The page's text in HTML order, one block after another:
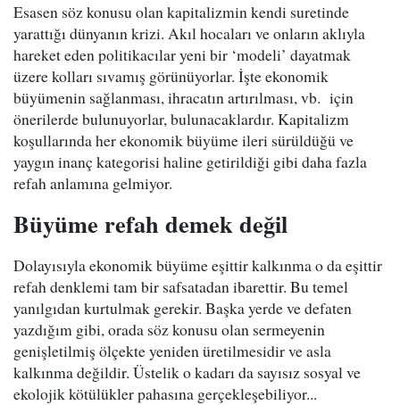
Esasen söz konusu olan kapitalizmin kendi suretinde
yarattığı dünyanın krizi. Akıl hocaları ve onların aklıyla
hareket eden politikacılar yeni bir ‘modeli’ dayatmak
üzere kolları sıvamış görünüyorlar. İşte ekonomik
büyümenin sağlanması, ihracatın artırılması, vb. için
önerilerde bulunuyorlar, bulunacaklardır. Kapitalizm
koşullarında her ekonomik büyüme ileri sürüldüğü ve
yaygın inanç kategorisi haline getirildiği gibi daha fazla
refah anlamına gelmiyor.
Büyüme refah demek değil
Dolayısıyla ekonomik büyüme eşittir kalkınma o da eşittir
refah denklemi tam bir safsatadan ibarettir. Bu temel
yanılgıdan kurtulmak gerekir. Başka yerde ve defaten
yazdığım gibi, orada söz konusu olan sermeyenin
genişletilmiş ölçekte yeniden üretilmesidir ve asla
kalkınma değildir. Üstelik o kadarı da sayısız sosyal ve
ekolojik kötülükler pahasına gerçekleşebiliyor...